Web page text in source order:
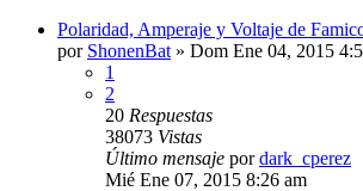
Polaridad, Amperaje y Voltaje de
por ShonenBat » Dom Ene 04, 2015
1
2
20 Respuestas
38073 Vistas
Último mensaje pordark_cperez
Mié Ene 07, 2015 8:26 am